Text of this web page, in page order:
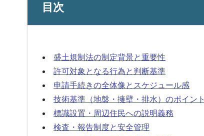
目次
盛土規制法の制定背景と重要性
許可対象となる行為と判断基準
申請手続きの全体像とスケジュール感
技術基準（地盤・擁壁・排水）のポイント
標識設置・周辺住民への説明義務
検査・報告制度と安全管理